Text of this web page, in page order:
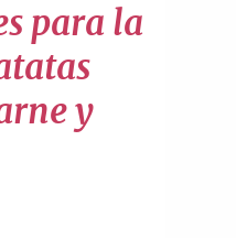
para la
y